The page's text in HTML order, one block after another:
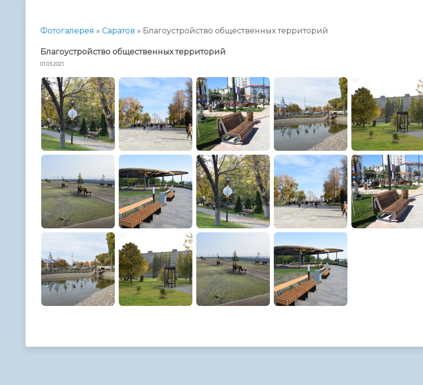
Фотогалерея » Саратов » Благоустройство общественных территорий
Благоустройство общественных территорий
01.03.2021